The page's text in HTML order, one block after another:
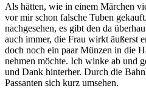
Als hätten, wie in einem Märchen
vor mir schon falsche Tuben
nachgesehen, es gibt den da
auch immer, die Frau wirkt äußerst
doch noch ein paar Münzen in die
nehmen möchte. Ich winke ab und
und Dank hinterher. Durch die
Passanten sich kurz umsehen.